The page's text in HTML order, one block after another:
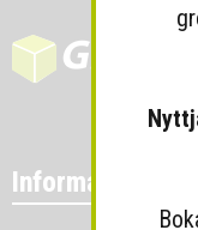
Information